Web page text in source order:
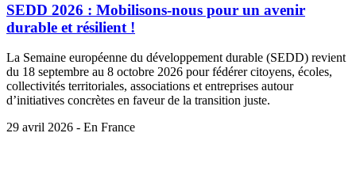
SEDD 2026 : Mobilisons-nous pour un avenir
durable et résilient !
La Semaine européenne du développement durable (SEDD) revient
du 18 septembre au 8 octobre 2026 pour fédérer citoyens, écoles,
collectivités territoriales, associations et entreprises autour
d’initiatives concrètes en faveur de la transition juste.
29 avril 2026 - En France